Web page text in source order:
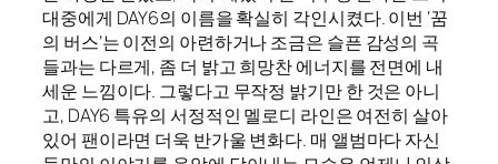
대중에게 DAY6의 이름을 확실히 각인시켰다. 이번 ‘꿈
의 버스’는 이전의 아련하거나 조금은 슬픈 감성의 곡
들과는 다르게, 좀 더 밝고 희망찬 에너지를 전면에 내
세운 느낌이다. 그렇다고 무작정 밝기만 한 것은 아니
고, DAY6 특유의 서정적인 멜로디 라인은 여전히 살아
있어 팬이라면 더욱 반가울 변화다. 매 앨범마다 자신